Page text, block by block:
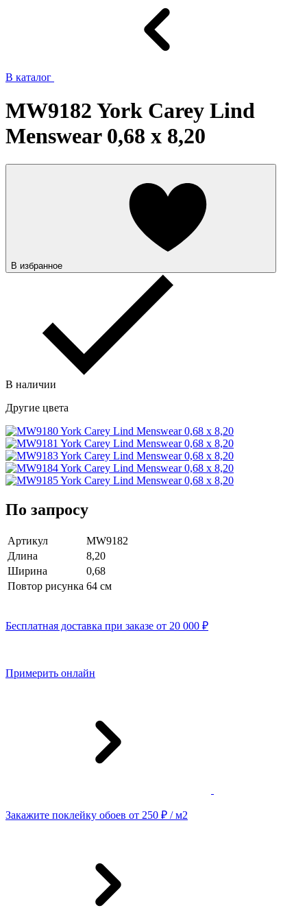
В каталог
MW9182 York Carey Lind
Menswear 0,68 x 8,20
В избранное
В наличии
Другие цвета
По запросу
Артикул
MW9182
Длина
8,20
Ширина
0,68
Повтор рисунка 64 cм
Бесплатная доставка при заказе от 20 000 ₽
Примерить онлайн
Закажите поклейку обоев от 250 ₽ / м2